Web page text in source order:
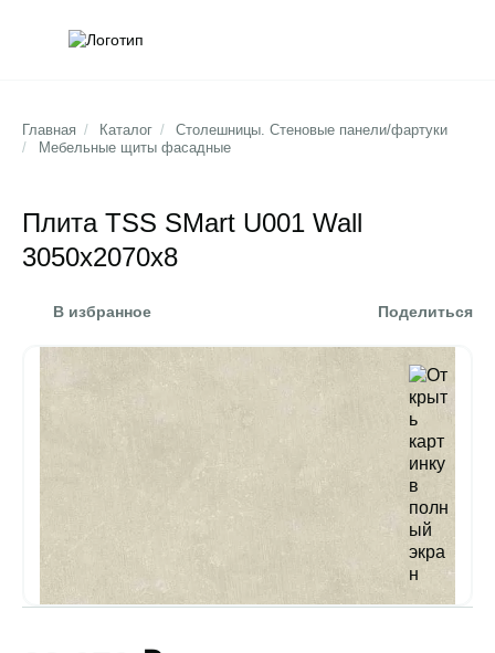
Главная / Каталог /
Столешницы. Стеновые панели/фартуки
/
Мебельные щиты фасадные
Плита TSS SMart U001 Wall
3050x2070x8
В избранное Поделиться